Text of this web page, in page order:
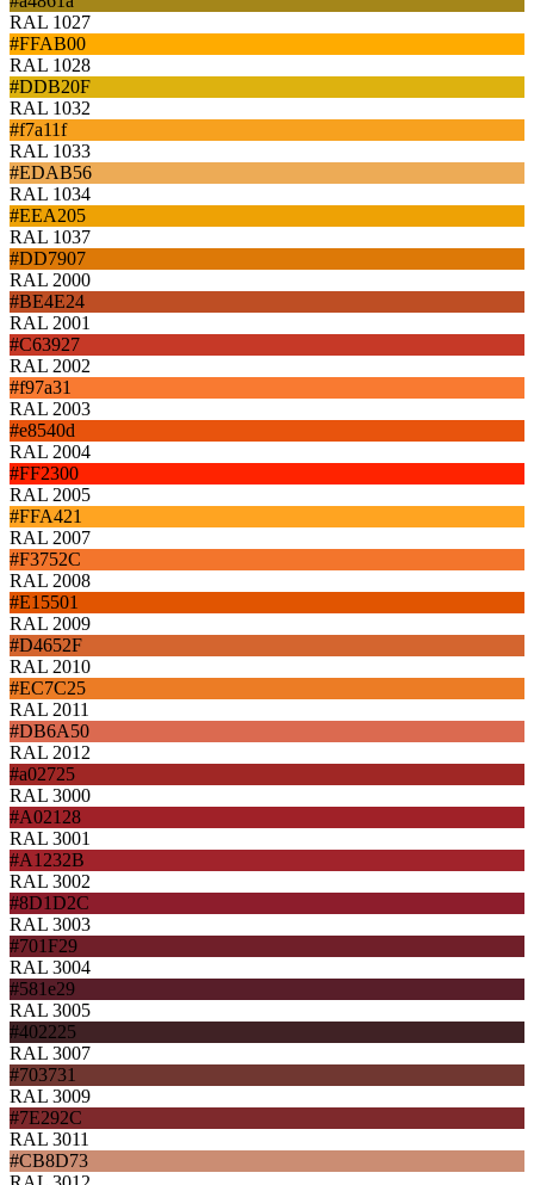
RAL 1027
#FFAB00
RAL 1028
#DDB20F
RAL 1032
#f7a11f
RAL 1033
#EDAB56
RAL 1034
#EEA205
RAL 1037
#DD7907
RAL 2000
#BE4E24
RAL 2001
#C63927
RAL 2002
#f97a31
RAL 2003
#e8540d
RAL 2004
#FF2300
RAL 2005
#FFA421
RAL 2007
#F3752C
RAL 2008
#E15501
RAL 2009
#D4652F
RAL 2010
#EC7C25
RAL 2011
#DB6A50
RAL 2012
#a02725
RAL 3000
#A02128
RAL 3001
#A1232B
RAL 3002
#8D1D2C
RAL 3003
#701F29
RAL 3004
#581e29
RAL 3005
#402225
RAL 3007
#703731
RAL 3009
#7E292C
RAL 3011
#CB8D73